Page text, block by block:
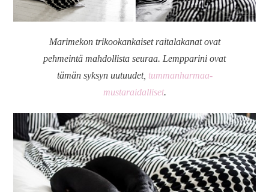
Marimekon trikookankaiset raitalakanat ovat
pehmeintä mahdollista seuraa. Lempparini ovat
tämän syksyn uutuudet, tummanharmaa-
mustaraidalliset.